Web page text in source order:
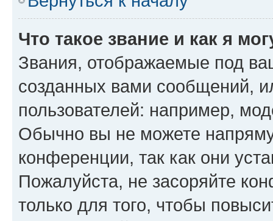
Что такое звание и как я
Звания, отображаемые под
созданных вами сообщений,
пользователей: например,
Обычно вы не можете
конференции, так как они
Пожалуйста, не засоряйте
только для того, чтобы